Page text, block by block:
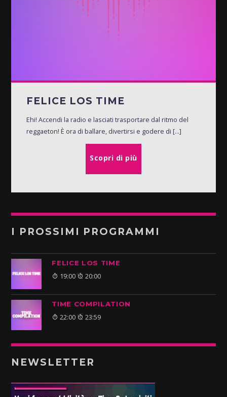
FELICE LOS TIME
Ehi! Accendi la radio e lasciati trasportare dal ritmo del
reggaeton! È ora di ballare, divertirsi e godere di [...]
Scopri di più
I PROSSIMI PROGRAMMI
FELICE LOS TIME
19:00 20:00
TIME COMPILATION
22:00 23:59
NEWSLETTER